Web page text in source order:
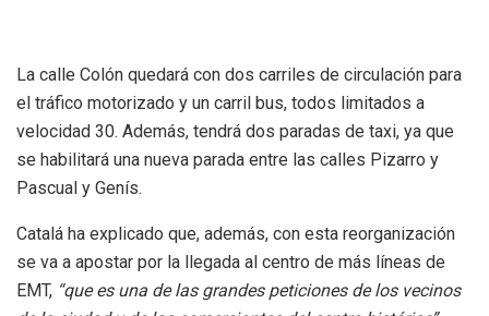
La calle Colón quedará con dos carriles de circulación para
el tráfico motorizado y un carril bus, todos limitados a
velocidad 30. Además, tendrá dos paradas de taxi, ya que
se habilitará una nueva parada entre las calles Pizarro y
Pascual y Genís.
Catalá ha explicado que, además, con esta reorganización
se va a apostar por la llegada al centro de más líneas de
EMT, “que es una de las grandes peticiones de los vecinos